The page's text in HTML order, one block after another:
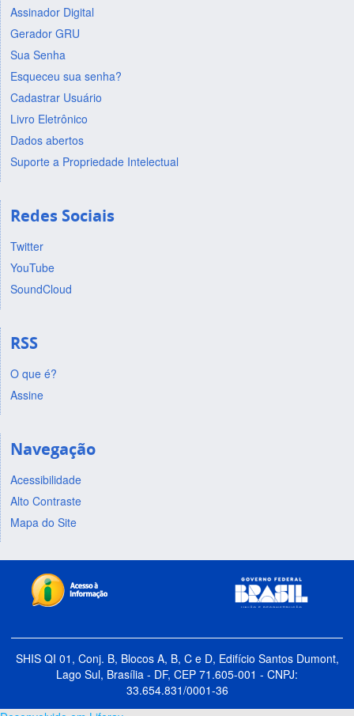
Assinador Digital
Gerador GRU
Sua Senha
Esqueceu sua senha?
Cadastrar Usuário
Livro Eletrônico
Dados abertos
Suporte a Propriedade Intelectual
Redes Sociais
Twitter
YouTube
SoundCloud
RSS
O que é?
Assine
Navegação
Acessibilidade
Alto Contraste
Mapa do Site
SHIS QI 01, Conj. B, Blocos A, B, C e D, Edifício Santos Dumont,
Lago Sul, Brasília - DF, CEP 71.605-001 - CNPJ:
33.654.831/0001-36